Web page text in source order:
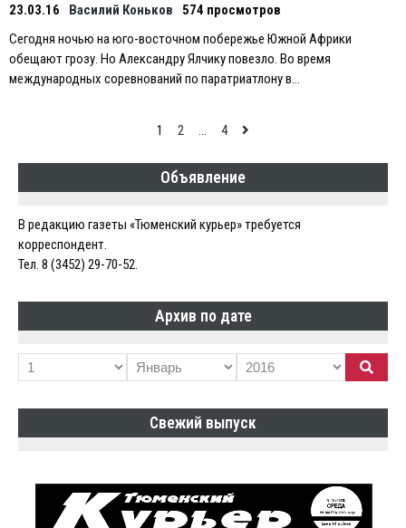
23.03.16 Василий Коньков
574 просмотров
Сегодня ночью на юго-восточном побережье Южной Африки
обещают грозу. Но Александру Ялчику повезло. Во время
международных соревнований по паратриатлону в…
по
записям
1 2 … 4
Объявление
В редакцию газеты «Тюменский курьер» требуется
корреспондент.
Тел. 8 (3452) 29-70-52.
Архив по дате
Свежий выпуск